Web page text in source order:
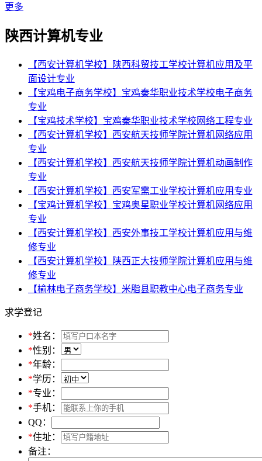
更多
陕西计算机专业
【西安计算机学校】陕西科贸技工学校计算机应用及平
面设计专业
【宝鸡电子商务学校】宝鸡秦华职业技术学校电子商务
专业
【宝鸡技术学校】宝鸡秦华职业技术学校网络工程专业
【西安计算机学校】西安航天技师学院计算机网络应用
专业
【西安计算机学校】西安航天技师学院计算机动画制作
专业
【西安计算机学校】西安军需工业学校计算机应用专业
【宝鸡计算机学校】宝鸡奥星职业学校计算机网络应用
专业
【西安计算机学校】西安外事技工学校计算机应用与维
修专业
【西安计算机学校】陕西正大技师学院计算机应用与维
修专业
【榆林电子商务学校】米脂县职教中心电子商务专业
求学登记
*姓名：
*性别：
*年龄：
*学历：
*专业：
*手机：
QQ：
*住址：
备注：